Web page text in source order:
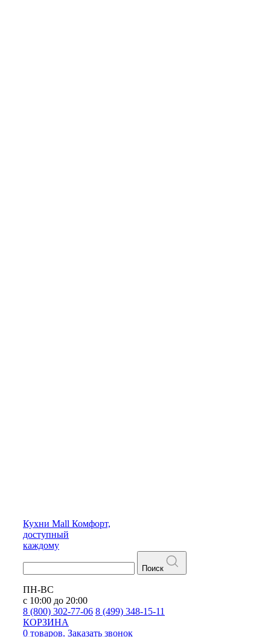
Кухни Mall Комфорт,
доступный
каждому
Поиск
ПН-ВС
с 10:00 до 20:00
8 (800) 302-77-06 8 (499) 348-15-11
КОРЗИНА
0 товаров. Заказать звонок